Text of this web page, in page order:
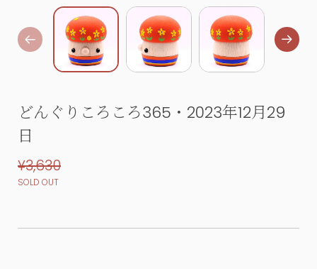
どんぐりころころ365・2023年12月29
日
¥3,630
SOLD OUT